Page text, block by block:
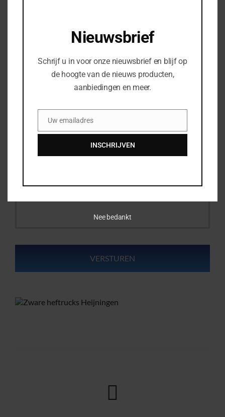
Woonplaats *
Nieuwsbrief
Schrijf u in voor onze nieuwsbrief en blijf op
de hoogte van de nieuws producten,
aanbiedingen en meer.
EmailUw emailadres
INSCHRIJVEN
Nee bedankt